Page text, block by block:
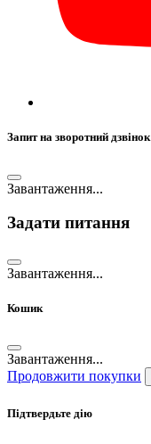
Запит на зворотний дзвінок
Завантаження...
Задати питання
Завантаження...
Кошик
Завантаження...
Продовжити покупки
Підтвердьте дію